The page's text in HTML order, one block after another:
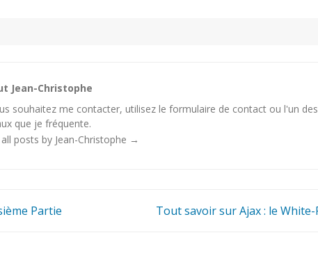
Jean-Christophe
souhaitez me contacter, utilisez leformulaire de contact ou l'un
que je fréquente.
posts by Jean-Christophe →
Partie Tout savoir sur Ajax : le